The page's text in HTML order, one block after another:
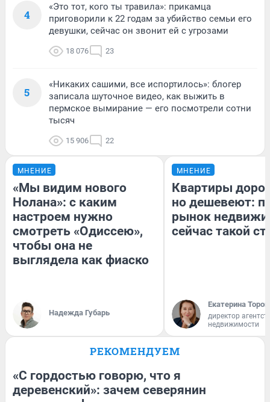
4
«Это тот, кого ты травила»: прикамца
приговорили к 22 годам за убийство семьи его
девушки, сейчас он звонит ей с угрозами
18 076 23
5
«Никаких сашими, все испортилось»: блогер
записала шуточное видео, как выжить в
пермское вымирание — его посмотрели сотни
тысяч
15 906 22
МНЕНИЕ
«Мы видим нового
Нолана»: с каким
настроем нужно
смотреть «Одиссею»,
чтобы она не
выглядела как фиаско
Надежда Губарь
МНЕНИЕ
Квартиры
но дешевеют:
рынок
сейчас такой
Екатерина
директор
недвижимости
РЕКОМЕНДУЕМ
«С гордостью говорю, что я
деревенский»: зачем северянин